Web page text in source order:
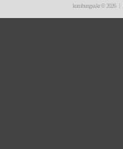
kumbungsa.kr © 2026